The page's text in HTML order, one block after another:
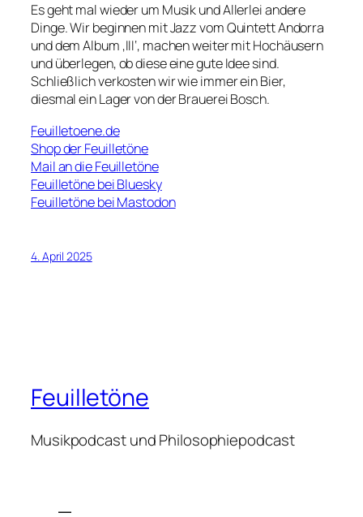
Es geht mal wieder um Musik und Allerlei andere
Dinge. Wir beginnen mit Jazz vom Quintett Andorra
und dem Album ‚III‘, machen weiter mit Hochäusern
und überlegen, ob diese eine gute Idee sind.
Schließlich verkosten wir wie immer ein Bier,
diesmal ein Lager von der Brauerei Bosch.
Feuilletoene.de
Shop der Feuilletöne
Mail an die Feuilletöne
Feuilletöne bei Bluesky
Feuilletöne bei Mastodon
4. April 2025
Feuilletöne
Musikpodcast und Philosophiepodcast